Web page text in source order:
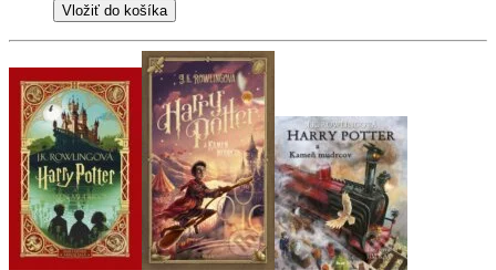
Vložiť do košíka